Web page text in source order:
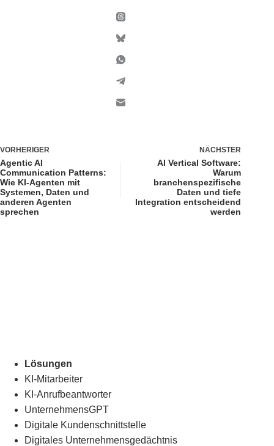
VORHERIGER
Agentic AI
Communication Patterns:
Wie KI-Agenten mit
Systemen, Daten und
anderen Agenten
sprechen
NÄCHSTER
AI Vertical Software:
Warum
branchenspezifische
Daten und tiefe
Integration entscheidend
werden
Lösungen
KI-Mitarbeiter
KI-Anrufbeantworter
UnternehmensGPT
Digitale Kundenschnittstelle
Digitales Unternehmensgedächtnis